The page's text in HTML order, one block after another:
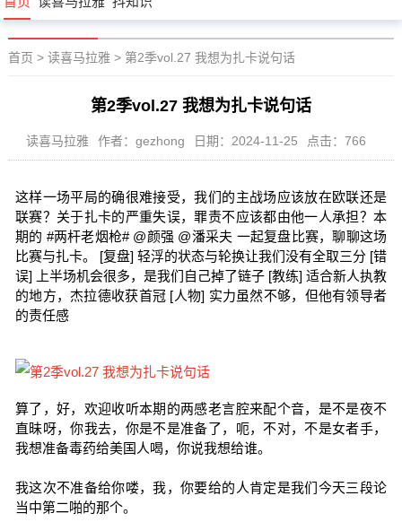
首页 > 读喜马拉雅> 第2季vol.27 我想为扎卡说句话
第2季vol.27 我想为扎卡说句话
读喜马拉雅 作者：gezhong 日期：2024-11-25 点击：766
这样一场平局的确很难接受，我们的主战场应该放在欧联还是
联赛？关于扎卡的严重失误，罪责不应该都由他一人承担？本
期的 #两杆老烟枪# @颜强 @潘采夫 一起复盘比赛，聊聊这场
比赛与扎卡。 [复盘] 轻浮的状态与轮换让我们没有全取三分 [错
误] 上半场机会很多，是我们自己掉了链子 [教练] 适合新人执教
的地方，杰拉德收获首冠 [人物] 实力虽然不够，但他有领导者
的责任感
算了，好，欢迎收听本期的两感老言腔来配个音，是不是夜不
直昧呀，你我去，你是不是准备了，呃，不对，不是女者手，
我想准备毒药给美国人喝，你说我想给谁。
我这次不准备给你喽，我，你要给的人肯定是我们今天三段论
当中第二啪的那个。